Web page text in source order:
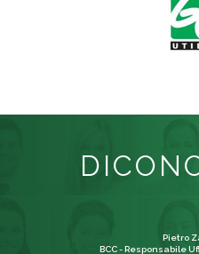
Pietro
BCC - Responsabile